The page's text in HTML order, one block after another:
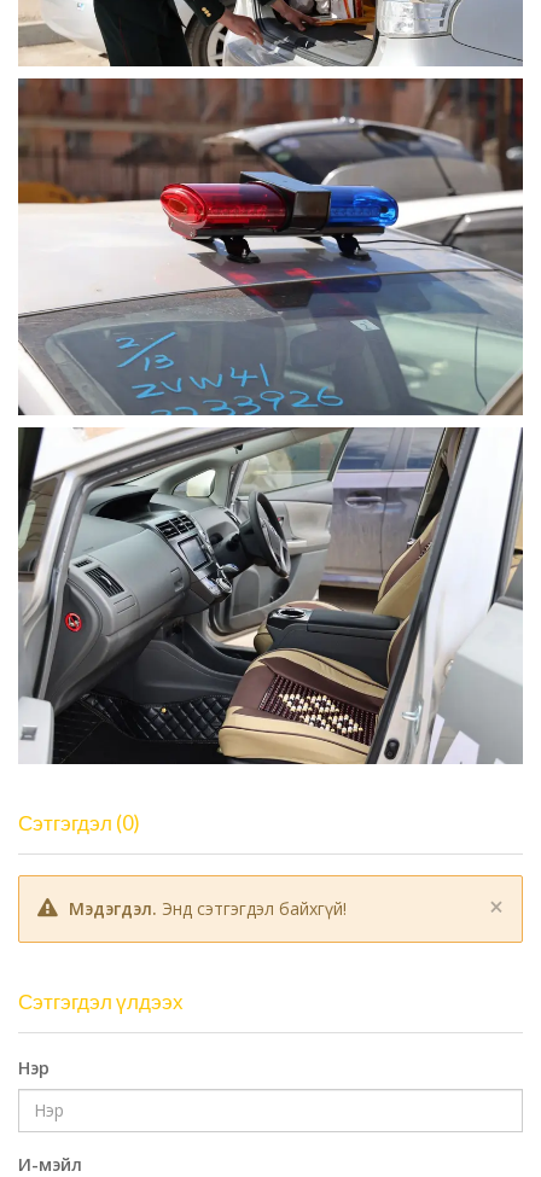
Сэтгэгдэл (0)
×
Мэдэгдэл. Энд сэтгэгдэл байхгүй!
Сэтгэгдэл үлдээх
Нэр
И-мэйл